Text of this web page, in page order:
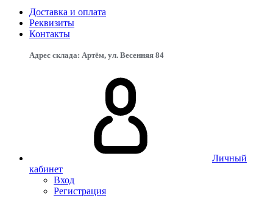
Доставка и оплата
Реквизиты
Контакты
Адрес склада: Артём, ул. Весенняя 84
Личный
кабинет
Вход
Регистрация